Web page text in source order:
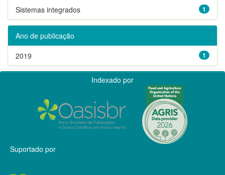
1
Sistemas integrados
Ano de publicação
1
2019
Indexado por
Suportado por